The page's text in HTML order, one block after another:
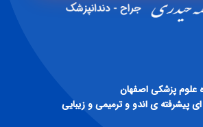
علوم پزشكی اصفهان
پيشرفته ی اندو و ترميمی و زيبايی